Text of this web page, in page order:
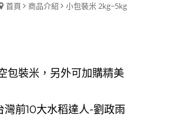
首頁 商品介紹 小包裝米 2kg~5kg
包裝米，另外可加購精美
前10大水稻達人-劉政雨